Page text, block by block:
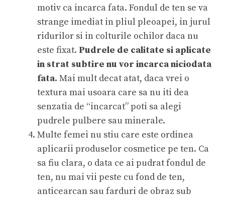
motiv ca incarca fata. Fondul de ten se va
strange imediat in pliul pleoapei, in jurul
ridurilor si in colturile ochilor daca nu
este fixat. Pudrele de calitate si aplicate
in strat subtire nu vor incarca niciodata
fata. Mai mult decat atat, daca vrei o
textura mai usoara care sa nu iti dea
senzatia de “incarcat” poti sa alegi
pudrele pulbere sau minerale.
Multe femei nu stiu care este ordinea
aplicarii produselor cosmetice pe ten. Ca
sa fiu clara, o data ce ai pudrat fondul de
ten, nu mai vii peste cu fond de ten,
anticearcan sau farduri de obraz sub